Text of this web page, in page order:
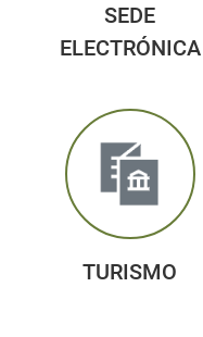
SEDE
ELECTRÓNICA
TURISMO